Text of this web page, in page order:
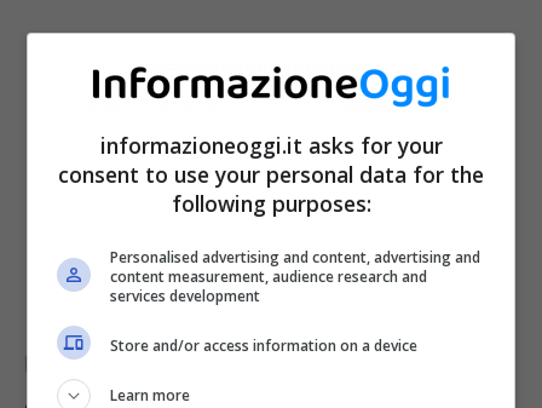
Esistono delle motivazioni precise per cui
informazioneoggi.it asks for your
consent to use your personal data for the
following purposes:
Personalised advertising and content, advertising and
content measurement, audience research and
services development
Store and/or access information on a device
Learn more